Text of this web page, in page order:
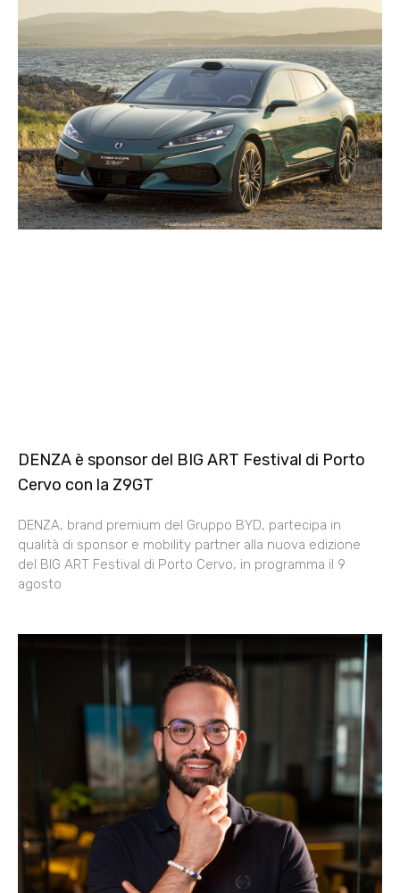
DENZA è sponsor del BIG ART Festival di Porto
Cervo con la Z9GT
DENZA, brand premium del Gruppo BYD, partecipa in
qualità di sponsor e mobility partner alla nuova edizione
del BIG ART Festival di Porto Cervo, in programma il 9
agosto